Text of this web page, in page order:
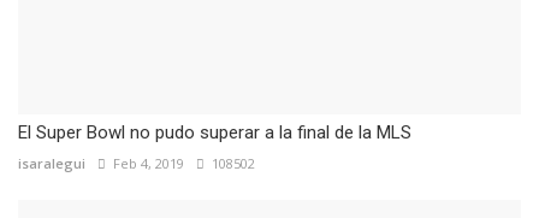
El Super Bowl no pudo superar a la final de la MLS
isaralegui Feb 4, 2019 108502